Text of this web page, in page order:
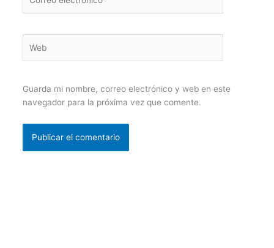
electrónico*
Guarda mi nombre, correo electrónico y web en este
navegador para la próxima vez que comente.